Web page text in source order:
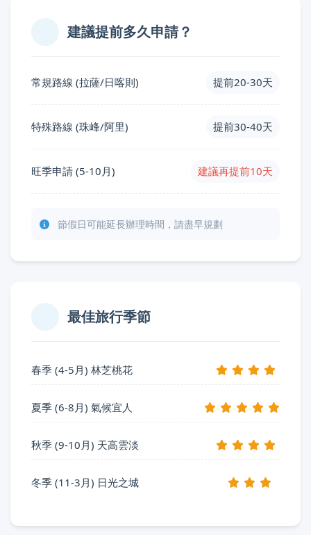
建議提前多久申請？
常規路線 (拉薩/日喀則) 提前20-30天
特殊路線 (珠峰/阿里) 提前30-40天
旺季申請 (5-10月) 建議再提前10天
節假日可能延長辦理時間，請盡早規劃
最佳旅行季節
春季 (4-5月) 林芝桃花
夏季 (6-8月) 氣候宜人
秋季 (9-10月) 天高雲淡
冬季 (11-3月) 日光之城